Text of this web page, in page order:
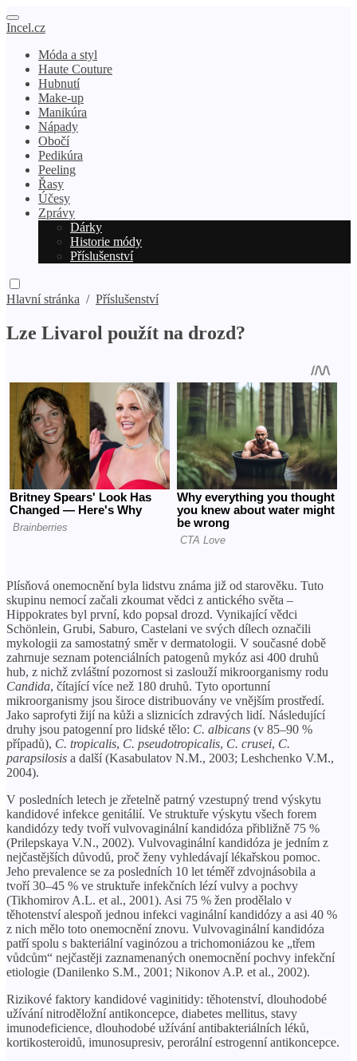
Incel.cz
Móda a styl
Haute Couture
Hubnutí
Make-up
Manikúra
Nápady
Obočí
Pedikúra
Peeling
Řasy
Účesy
Zprávy
Dárky
Historie módy
Příslušenství
Hlavní stránka / Příslušenství
Lze Livarol použít na drozd?
Plísňová onemocnění byla lidstvu známa již od starověku. Tuto
skupinu nemocí začali zkoumat vědci z antického světa –
Hippokrates byl první, kdo popsal drozd. Vynikající vědci
Schönlein, Grubi, Saburo, Castelani ve svých dílech označili
mykologii za samostatný směr v dermatologii. V současné době
zahrnuje seznam potenciálních patogenů mykóz asi 400 druhů
hub, z nichž zvláštní pozornost si zaslouží mikroorganismy rodu
Candida, čítající více než 180 druhů. Tyto oportunní
mikroorganismy jsou široce distribuovány ve vnějším prostředí.
Jako saprofyti žijí na kůži a sliznicích zdravých lidí. Následující
druhy jsou patogenní pro lidské tělo: C. albicans (v 85–90 %
případů), C. tropicalis, C. pseudotropicalis, C. crusei, C.
parapsilosis a další (Kasabulatov N.M., 2003; Leshchenko V.M.,
2004).
V posledních letech je zřetelně patrný vzestupný trend výskytu
kandidové infekce genitálií. Ve struktuře výskytu všech forem
kandidózy tedy tvoří vulvovaginální kandidóza přibližně 75 %
(Prilepskaya V.N., 2002). Vulvovaginální kandidóza je jedním z
nejčastějších důvodů, proč ženy vyhledávají lékařskou pomoc.
Jeho prevalence se za posledních 10 let téměř zdvojnásobila a
tvoří 30–45 % ve struktuře infekčních lézí vulvy a pochvy
(Tikhomirov A.L. et al., 2001). Asi 75 % žen prodělalo v
těhotenství alespoň jednou infekci vaginální kandidózy a asi 40 %
z nich mělo toto onemocnění znovu. Vulvovaginální kandidóza
patří spolu s bakteriální vaginózou a trichomoniázou ke „třem
vůdcům“ nejčastěji zaznamenaných onemocnění pochvy infekční
etiologie (Danilenko S.M., 2001; Nikonov A.P. et al., 2002).
Rizikové faktory kandidové vaginitidy: těhotenství, dlouhodobé
užívání nitroděložní antikoncepce, diabetes mellitus, stavy
imunodeficience, dlouhodobé užívání antibakteriálních léků,
kortikosteroidů, imunosupresiv, perorální estrogenní antikoncepce.